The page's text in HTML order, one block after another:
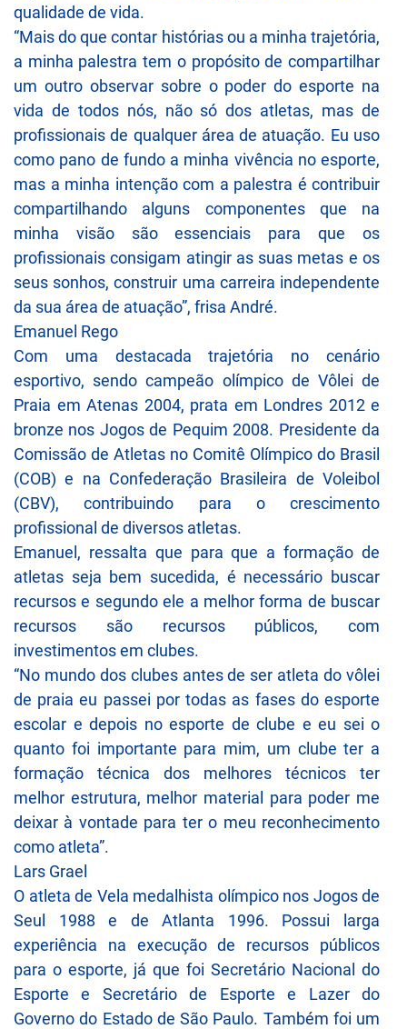
qualidade de vida.
“Mais do que contar histórias ou a minha trajetória,
a minha palestra tem o propósito de compartilhar
um outro observar sobre o poder do esporte na
vida de todos nós, não só dos atletas, mas de
profissionais de qualquer área de atuação. Eu uso
como pano de fundo a minha vivência no esporte,
mas a minha intenção com a palestra é contribuir
compartilhando alguns componentes que na
minha visão são essenciais para que os
profissionais consigam atingir as suas metas e os
seus sonhos, construir uma carreira independente
da sua área de atuação”, frisa André.
Emanuel Rego
Com uma destacada trajetória no cenário
esportivo, sendo campeão olímpico de Vôlei de
Praia em Atenas 2004, prata em Londres 2012 e
bronze nos Jogos de Pequim 2008. Presidente da
Comissão de Atletas no Comitê Olímpico do Brasil
(COB) e na Confederação Brasileira de Voleibol
(CBV), contribuindo para o crescimento
profissional de diversos atletas.
Emanuel, ressalta que para que a formação de
atletas seja bem sucedida, é necessário buscar
recursos e segundo ele a melhor forma de buscar
recursos são recursos públicos, com
investimentos em clubes.
“No mundo dos clubes antes de ser atleta do vôlei
de praia eu passei por todas as fases do esporte
escolar e depois no esporte de clube e eu sei o
quanto foi importante para mim, um clube ter a
formação técnica dos melhores técnicos ter
melhor estrutura, melhor material para poder me
deixar à vontade para ter o meu reconhecimento
como atleta”.
Lars Grael
O atleta de Vela medalhista olímpico nos Jogos de
Seul 1988 e de Atlanta 1996. Possui larga
experiência na execução de recursos públicos
para o esporte, já que foi Secretário Nacional do
Esporte e Secretário de Esporte e Lazer do
Governo do Estado de São Paulo. Também foi um